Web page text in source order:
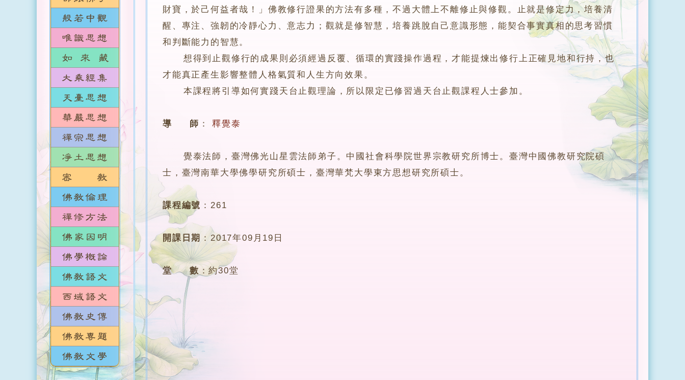
財寶，於己何益者哉！」佛教修行證果的方法有多種，不過大體上不離修止與修觀。止就是修定力，培養清
醒、專注、強韌的冷靜心力、意志力；觀就是修智慧，培養跳脫自己意識形態，能契合事實真相的思考習慣
和判斷能力的智慧。
想得到止觀修行的成果則必須經過反覆、循環的實踐操作過程，才能提煉出修行上正確見地和行持，也
才能真正產生影響整體人格氣質和人生方向效果。
本課程將引導如何實踐天台止觀理論，所以限定已修習過天台止觀課程人士參加。
導 師 ： 釋覺泰
覺泰法師，臺灣佛光山星雲法師弟子。中國社會科學院世界宗教研究所博士。臺灣中國佛教研究院碩
士，臺灣南華大學佛學研究所碩士，臺灣華梵大學東方思想研究所碩士。
課程編號 ：261
開課日期 ：2017年09月19日
堂 數 ：約30堂